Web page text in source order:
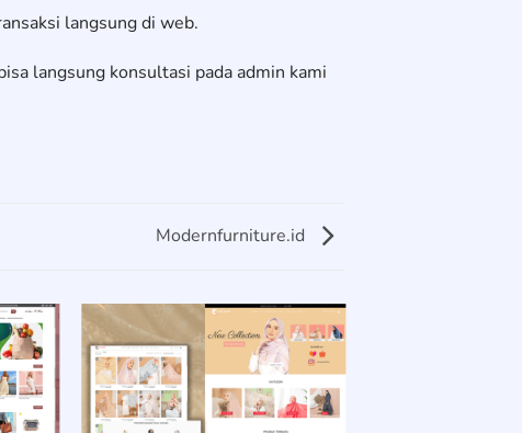
langsung di web.
langsung konsultasi pada admin kami
Modernfurniture.id